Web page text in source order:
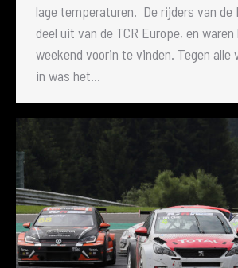
lage temperaturen. De rijders van de
deel uit van de TCR Europe, en
weekend voorin te vinden. Tegen alle
in was het…